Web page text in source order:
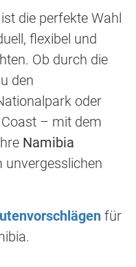
ist die perfekte Wahl
flexibel und
Ob durch die
den
oder
– mit dem
Namibia
unvergesslichen
für